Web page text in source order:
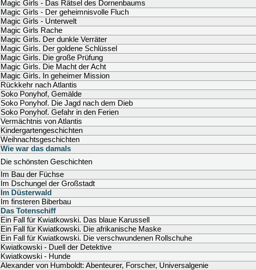
Magic Girls - Das Rätsel des Dornenbaums
Magic Girls - Der geheimnisvolle Fluch
Magic Girls - Unterwelt
Magic Girls Rache
Magic Girls. Der dunkle Verräter
Magic Girls. Der goldene Schlüssel
Magic Girls. Die große Prüfung
Magic Girls. Die Macht der Acht
Magic Girls. In geheimer Mission
Rückkehr nach Atlantis
Soko Ponyhof, Gemälde
Soko Ponyhof. Die Jagd nach dem Dieb
Soko Ponyhof. Gefahr in den Ferien
Vermächtnis von Atlantis
Kindergartengeschichten
Weihnachtsgeschichten
Wie war das damals
Die schönsten Geschichten
Im Bau der Füchse
Im Dschungel der Großstadt
Im Düsterwald
Im finsteren Biberbau
Das Totenschiff
Ein Fall für Kwiatkowski. Das blaue Karussell
Ein Fall für Kwiatkowski. Die afrikanische Maske
Ein Fall für Kwiatkowski. Die verschwundenen Rollschuhe
Kwiatkowski - Duell der Detektive
Kwiatkowski - Hunde
Alexander von Humboldt: Abenteurer, Forscher, Universalgenie